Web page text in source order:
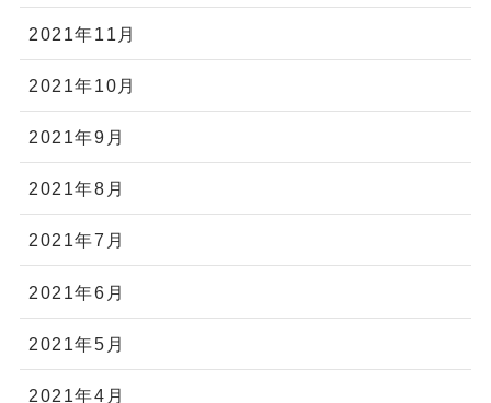
2021年11月
2021年10月
2021年9月
2021年8月
2021年7月
2021年6月
2021年5月
2021年4月